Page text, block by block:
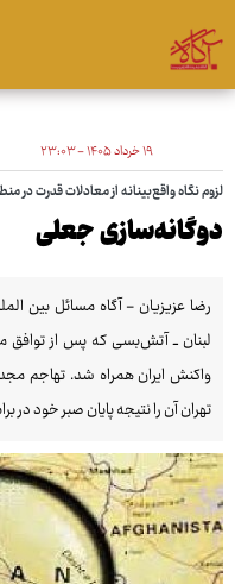
۱۹ خرداد ۱۴۰۵ - ۲۳:۰۳
لزوم نگاه واقع‌بینانه از معادلات قدرت در
دوگانه‌سازی جعلی
رضا عزیزیان - آگاه مسائل بین
لبنان ــ آتش‌بسی که پس از توافق
واکنش ایران همراه شد. تهاجم
تهران آن را نتیجه پایان صبر خود در